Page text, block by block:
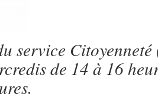
service
de 14 à 16